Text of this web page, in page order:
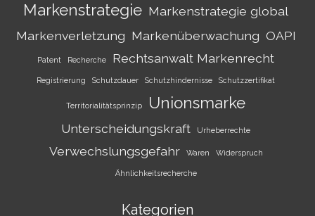
Markenstrategie Markenstrategie global
Markenverletzung Markenüberwachung OAPI
Patent Recherche Rechtsanwalt Markenrecht
Registrierung Schutzdauer Schutzhindernisse Schutzzertifikat
Territorialitätsprinzip Unionsmarke
Unterscheidungskraft Urheberrechte
Verwechslungsgefahr Waren Widerspruch
Ähnlichkeitsrecherche
Kategorien